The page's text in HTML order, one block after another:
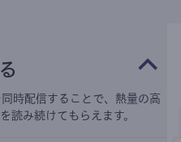
時配信することで、熱量の高
読み続けてもらえます。